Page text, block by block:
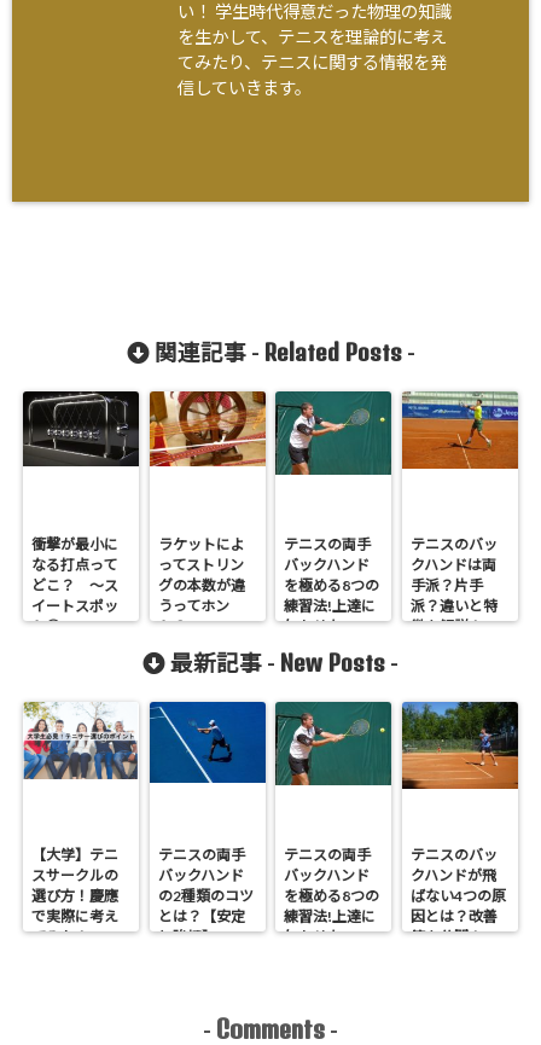
い！ 学生時代得意だった物理の知識
を生かして、テニスを理論的に考え
てみたり、テニスに関する情報を発
信していきます。
関連記事 - Related Posts-
衝撃が最小に
なる打点って
どこ？ ～ス
イートスポッ
ト①～
ラケットによ
ってストリン
グの本数が違
うってホン
ト？
テニスの両手
バックハンド
を極める8つの
練習法!上達に
欠かせない4ス
テニスのバッ
クハンドは両
手派？片手
派？違いと特
徴を解説！
最新記事 - New Posts -
【大学】テニ
スサークルの
選び方！慶應
で実際に考え
てみた！
テニスの両手
バックハンド
の2種類のコツ
とは？【安定
と強打】
テニスの両手
バックハンド
を極める8つの
練習法!上達に
欠かせない4ス
テニスのバッ
クハンドが飛
ばない4つの原
因とは？改善
策を公開！
- Comments -